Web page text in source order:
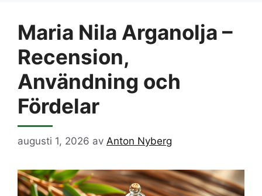
Maria Nila Arganolja –
Recension,
Användning och
Fördelar
augusti 1, 2026 av Anton Nyberg